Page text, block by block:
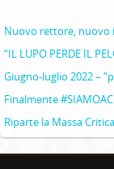
Nuovo rettore, nuovo
“IL LUPO PERDE IL
Giugno-luglio 2022 –
Finalmente
Riparte la Massa